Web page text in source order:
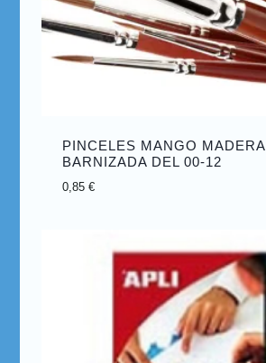
PINCELES MANGO MADERA
BARNIZADA DEL 00-12
0,85€